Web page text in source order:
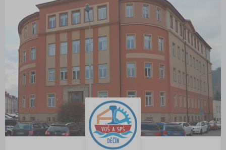
Jindřichův Hradec (76)
Karlovy Vary (93)
Karviná (145)
Kladno (129)
Klatovy (69)
Kroměříž (96)
Kutná Hora (66)
Liberec (138)